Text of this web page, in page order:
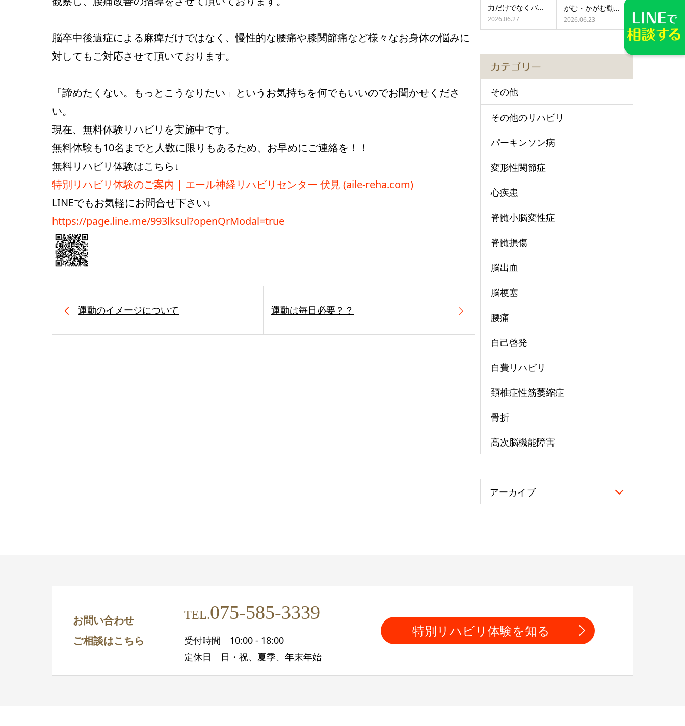
脳卒中後遺症による麻痺だけではなく、慢性的な腰痛や膝関節痛など様々なお身体の悩みに
対してもご対応させて頂いております。
「諦めたくない。もっとこうなりたい」というお気持ちを何でもいいのでお聞かせくださ
い。
現在、無料体験リハビリを実施中です。
無料体験も10名までと人数に限りもあるため、お早めにご連絡を！！
無料リハビリ体験はこちら↓
特別リハビリ体験のご案内 | エール神経リハビリセンター 伏見 (aile-reha.com)
LINEでもお気軽にお問合せ下さい↓
https://page.line.me/993lksul?openQrModal=true
運動のイメージについて 運動は毎日必要？？
力だけでなくバ…
2026.06.27
がむ・かがむ動…
2026.06.23
カテゴリー
その他
その他のリハビリ
パーキンソン病
変形性関節症
心疾患
脊髄小脳変性症
脊髄損傷
脳出血
脳梗塞
腰痛
自己啓発
自費リハビリ
頚椎症性筋萎縮症
骨折
高次脳機能障害
アーカイブ
お問い合わせ
ご相談はこちら
TEL.075-585-3339
受付時間 10:00 - 18:00
定休日 日・祝、夏季、年末年始
特別リハビリ体験を知る